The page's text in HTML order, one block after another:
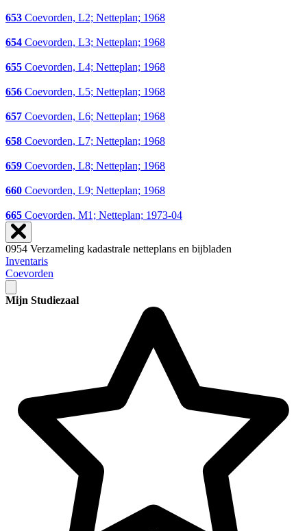
653 Coevorden, L2; Netteplan; 1968
654 Coevorden, L3; Netteplan; 1968
655 Coevorden, L4; Netteplan; 1968
656 Coevorden, L5; Netteplan; 1968
657 Coevorden, L6; Netteplan; 1968
658 Coevorden, L7; Netteplan; 1968
659 Coevorden, L8; Netteplan; 1968
660 Coevorden, L9; Netteplan; 1968
665 Coevorden, M1; Netteplan; 1973-04
0954 Verzameling kadastrale netteplans en bijbladen
Inventaris
Coevorden
Mijn Studiezaal